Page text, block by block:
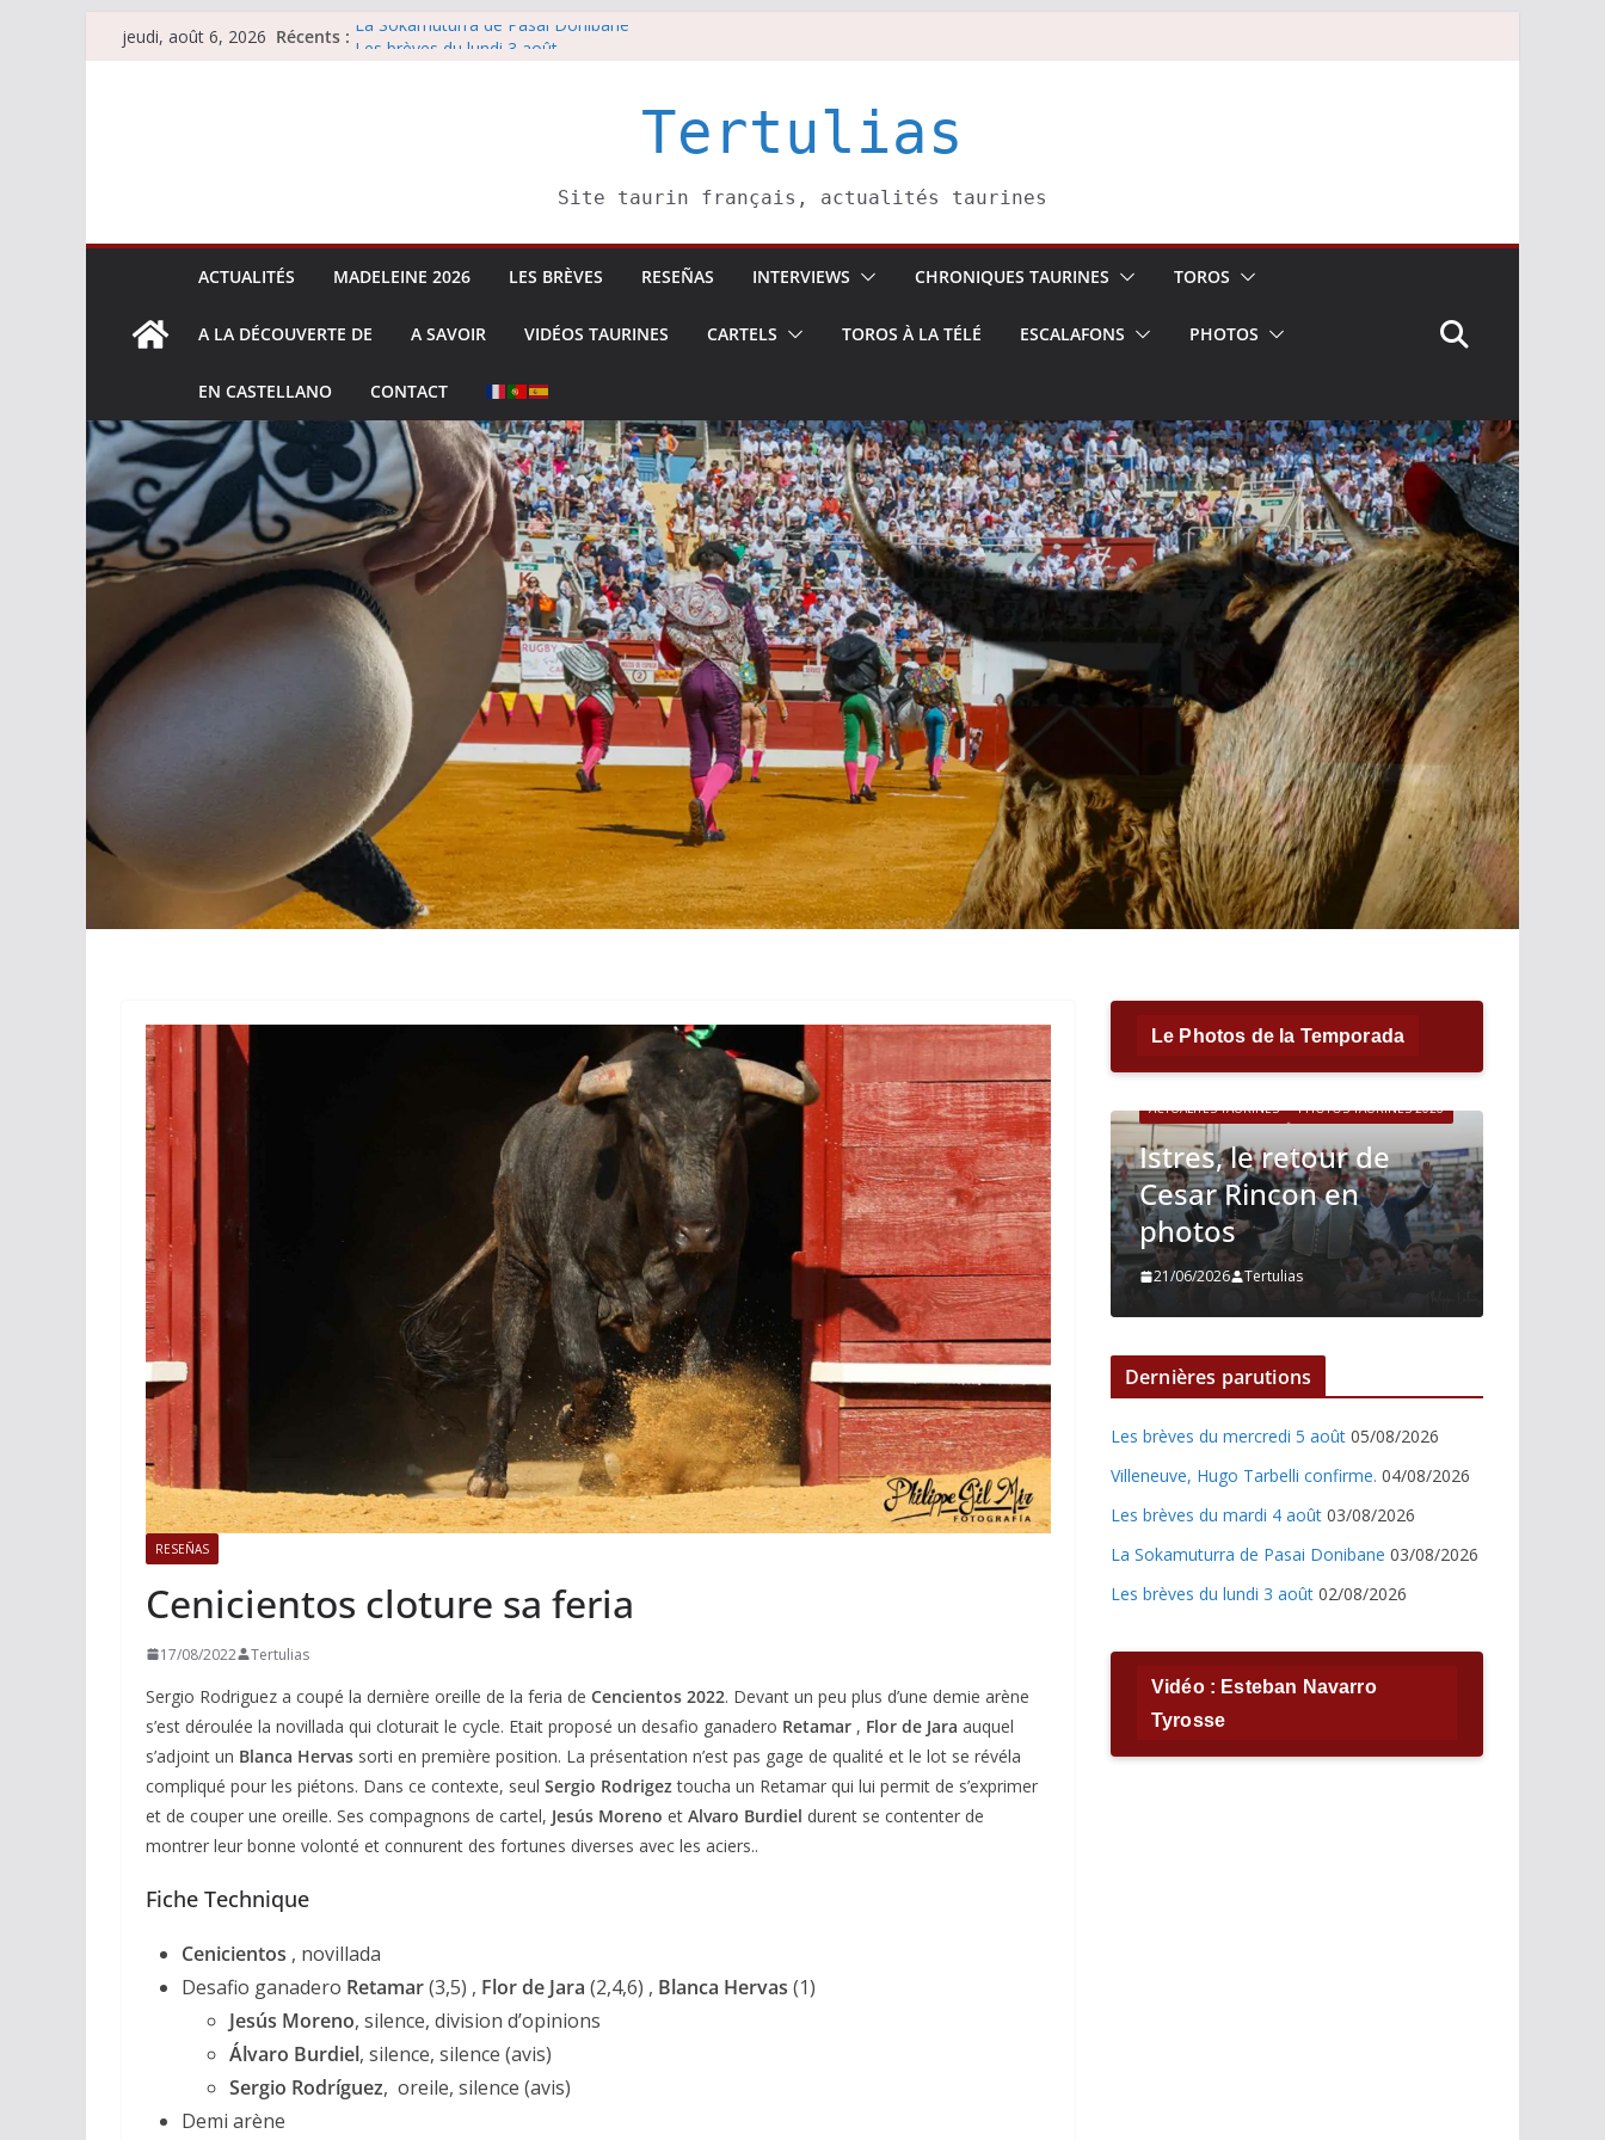
Passerjeudi, août 6, 2026 Récents : La Sokamuturra de Pasai Donibane
Tertulias
Site taurin français, actualités taurines
ACTUALITÉS MADELEINE 2026 LES BRÈVES RESEÑAS INTERVIEWS CHRONIQUES TAURINES TOROS
A LA DÉCOUVERTE DE A SAVOIR VIDÉOS TAURINES CARTELS TOROS À LA TÉLÉ ESCALAFONS PHOTOS
EN CASTELLANO CONTACT
RESEÑAS
Cenicientos cloture sa feria
17/08/2022 Tertulias
Sergio Rodriguez a coupé la dernière oreille de la feria de Cencientos 2022. Devant un peu plus d’une demie arène
s’est déroulée la novillada qui cloturait le cycle. Etait proposé un desafio ganadero Retamar , Flor de Jara auquel
s’adjoint un Blanca Hervas sorti en première position. La présentation n’est pas gage de qualité et le lot se révéla
compliqué pour les piétons. Dans ce contexte, seul Sergio Rodrigeztoucha un Retamar qui lui permit de s’exprimer
et de couper une oreille. Ses compagnons de cartel, Jesús Moreno et Alvaro Burdiel durent se contenter de
montrer leur bonne volonté et connurent des fortunes diverses avec les aciers..
Fiche Technique
Cenicientos , novillada
Desafio ganadero Retamar(3,5) , Flor de Jara (2,4,6) , Blanca Hervas (1)
Jesús Moreno, silence, division d’opinions
Álvaro Burdiel, silence, silence (avis)
Sergio Rodríguez, oreile, silence (avis)
Demi arène
Le Photos de la Temporada
ACTUALITÉS TAURINES PHOTOS TAURINES 2026
Istres, l’ouverture en
photos
19/06/2026 Tertulias
ACTUALITÉS TAURINES PHOTOS TAURINES 2026
Bayonne, la corrida
des fêtes en photos
17/07/2026 Tertulias
ACTUALITÉS TAURINES PHOTOS TAURINES 2026
Istres, le retour de
Cesar Rincon en
photos
21/06/2026 Tertulias
Dernières parutions
Les brèves du mercredi 5 août 05/08/2026
Villeneuve, Hugo Tarbelli confirme. 04/08/2026
Les brèves du mardi 4 août 03/08/2026
La Sokamuturra de Pasai Donibane 03/08/2026
Les brèves du lundi 3 août 02/08/2026
Vidéo : Esteban Navarro
Tyrosse